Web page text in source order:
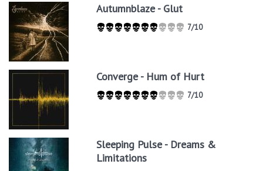
Autumnblaze - Glut
7/10
Converge - Hum of Hurt
7/10
Sleeping Pulse - Dreams &
Limitations